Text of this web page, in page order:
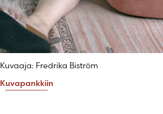
Kuvaaja: Fredrika Biström
Kuvapankkiin